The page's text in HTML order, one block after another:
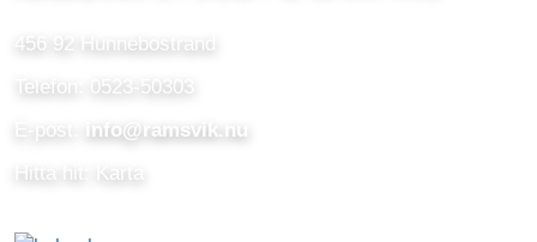
456 92 Hunnebostrand
Telefon: 0523-50303
E-post:
info@ramsvik.nu
Hitta hit: Karta